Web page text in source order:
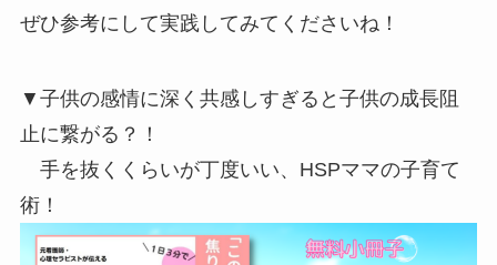
ぜひ参考にして実践してみてくださいね！
▼子供の感情に深く共感しすぎると子供の成長阻
止に繋がる？！
手を抜くくらいが丁度いい、HSPママの子育て
術！